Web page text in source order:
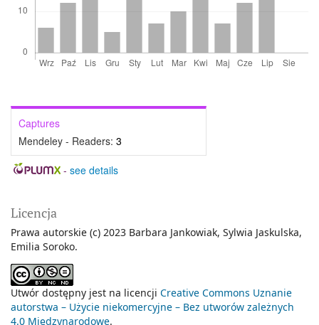
Captures
Mendeley - Readers: 3
- see details
Licencja
Prawa autorskie (c) 2023 Barbara Jankowiak, Sylwia Jaskulska,
Emilia Soroko.
Utwór dostępny jest na licencji Creative Commons Uznanie
autorstwa – Użycie niekomercyjne – Bez utworów zależnych
4.0 Międzynarodowe.